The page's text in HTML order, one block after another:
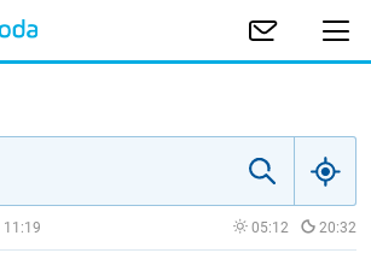
11:19 05:12 20:32